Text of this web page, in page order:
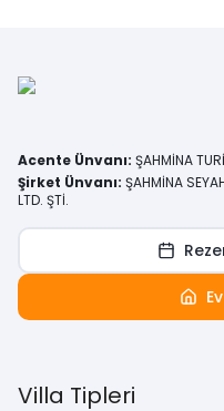
Villa Tipleri
Acente Ünvanı: ŞAHMİNA
Şirket Ünvanı: ŞAHMİNA
LTD. ŞTİ.